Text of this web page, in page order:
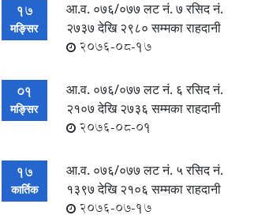
17
मङ्सिर
आ.व. ०७६/०७७ लट नं. ७ रसिद नं‍.
२७३७ देखि २९८० सम्मका राहदानी
2076-08-17
01
मङ्सिर
आ.व. ०७६/०७७ लट नं. ६ रसिद नं‍.
२१०७ देखि २७३६ सम्मका राहदानी
2076-08-01
17
कार्तिक
आ.व. ०७६/०७७ लट नं. ५ रसिद नं‍.
१३९७ देखि २१०६ सम्मका राहदानी
2076-07-17